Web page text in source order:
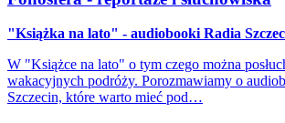
"Książka na lato" - audiobooki Radia
W "Książce na lato" o tym czego można
wakacyjnych podróży. Porozmawiamy o
Szczecin, które warto mieć pod…